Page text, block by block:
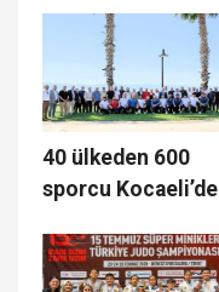
40 ülkeden 600
sporcu Kocaeli’de